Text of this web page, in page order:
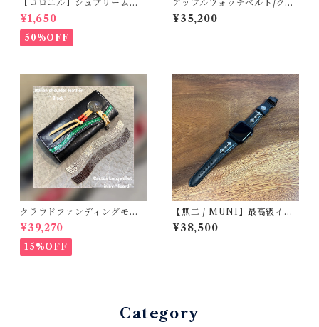
【コロニル】シュプリームク
リームDX バーガンディ
¥1,650
50%OFF
アップルウォッチベルト/クロ
コダイル・竹腑・ベージュ・
フラット（For 42/44/45/46/
¥35,200
クラウドファンディングモデ
ル！Cactus・カクタス ロン
グウォレット（CWBL-03）
インレイ・リザード × イタリ
アンショルダーレザー コン
¥39,270
15%OFF
【無二 / MUNI】最高級イタ
リアンオイルレザー仕立て Ap
ple Watch専用スタッズスト
¥38,500
Category